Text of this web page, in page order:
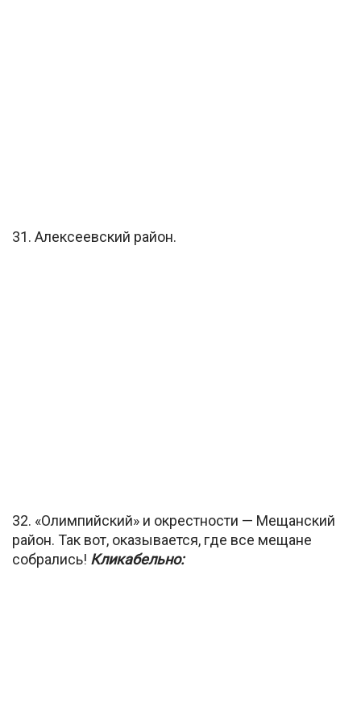
31. Алексеевский район.
32. «Олимпийский» и окрестности — Мещанский
район. Так вот, оказывается, где все мещане
собрались! Кликабельно: